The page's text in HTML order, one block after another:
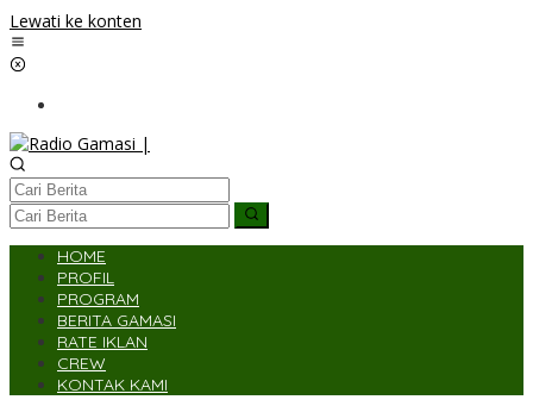
Lewati ke konten
HOME
PROFIL
PROGRAM
BERITA GAMASI
RATE IKLAN
CREW
KONTAK KAMI